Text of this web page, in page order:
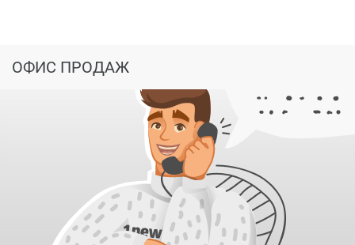
ОФИС ПРОДАЖ